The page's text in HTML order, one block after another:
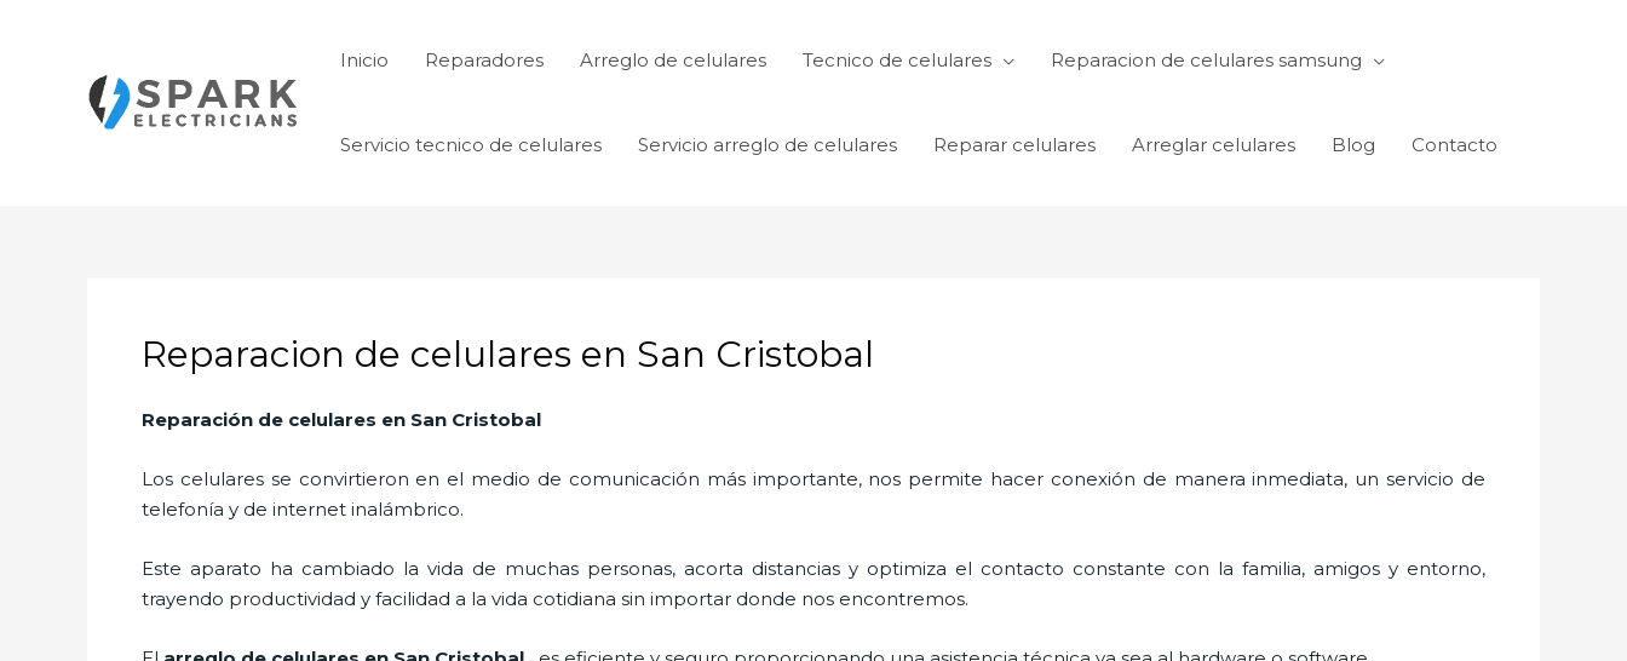
Inicio Reparadores Arreglo de celulares Tecnico de celulares Reparacion de celulares samsung
Servicio tecnico de celulares Servicio arreglo de celulares Reparar celulares Arreglar celulares Blog Contacto
Reparacion de celulares en San Cristobal
Reparación de celulares en San Cristobal
Los celulares se convirtieron en el medio de comunicación más importante, nos permite hacer conexión de manera inmediata, un servicio de
telefonía y de internet inalámbrico.
Este aparato ha cambiado la vida de muchas personas, acorta distancias y optimiza el contacto constante con la familia, amigos y entorno,
trayendo productividad y facilidad a la vida cotidiana sin importar donde nos encontremos.